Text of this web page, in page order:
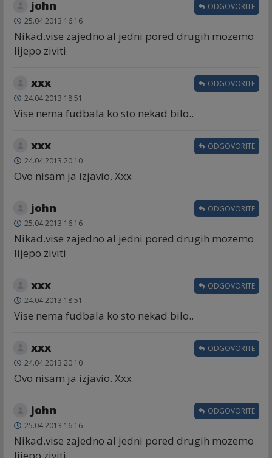
john
25.04.2013 16:16
Nikad.vise zajedno al jedni pored drugih mozemo
lijepo ziviti
ODGOVORITE
xxx
24.04.2013 18:51
Vise nema fudbala ko sto nekad bilo..
ODGOVORITE
xxx
24.04.2013 20:10
Ovo nisam ja izjavio. Xxx
ODGOVORITE
john
25.04.2013 16:16
Nikad.vise zajedno al jedni pored drugih mozemo
lijepo ziviti
ODGOVORITE
xxx
24.04.2013 18:51
Vise nema fudbala ko sto nekad bilo..
ODGOVORITE
xxx
24.04.2013 20:10
Ovo nisam ja izjavio. Xxx
ODGOVORITE
john
25.04.2013 16:16
Nikad.vise zajedno al jedni pored drugih mozemo
lijepo ziviti
ODGOVORITE